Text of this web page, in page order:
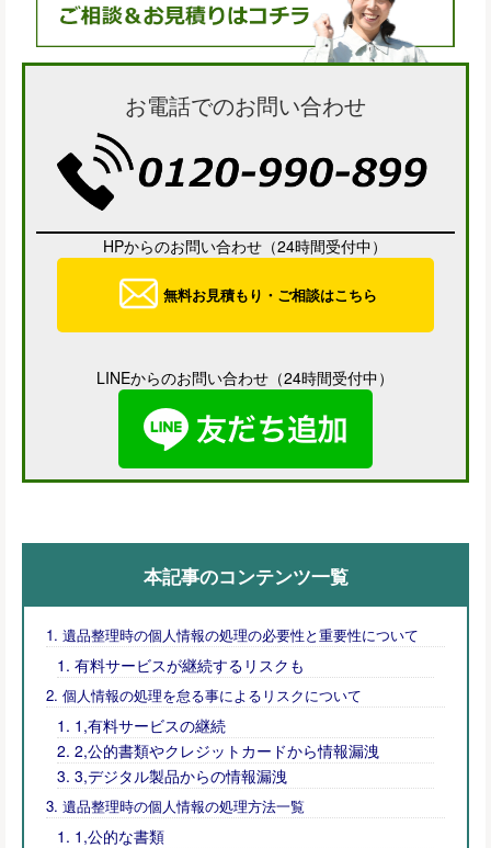
お電話でのお問い合わせ
HPからのお問い合わせ（24時間受付中）
無料お見積もり・ご相談はこちら
LINEからのお問い合わせ（24時間受付中）
本記事のコンテンツ一覧
遺品整理時の個人情報の処理の必要性と重要性について
有料サービスが継続するリスクも
個人情報の処理を怠る事によるリスクについて
1,有料サービスの継続
2,公的書類やクレジットカードから情報漏洩
3,デジタル製品からの情報漏洩
遺品整理時の個人情報の処理方法一覧
1,公的な書類